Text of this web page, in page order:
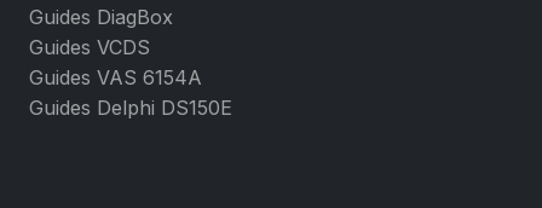
Guides DiagBox
Guides VCDS
Guides VAS 6154A
Guides Delphi DS150E